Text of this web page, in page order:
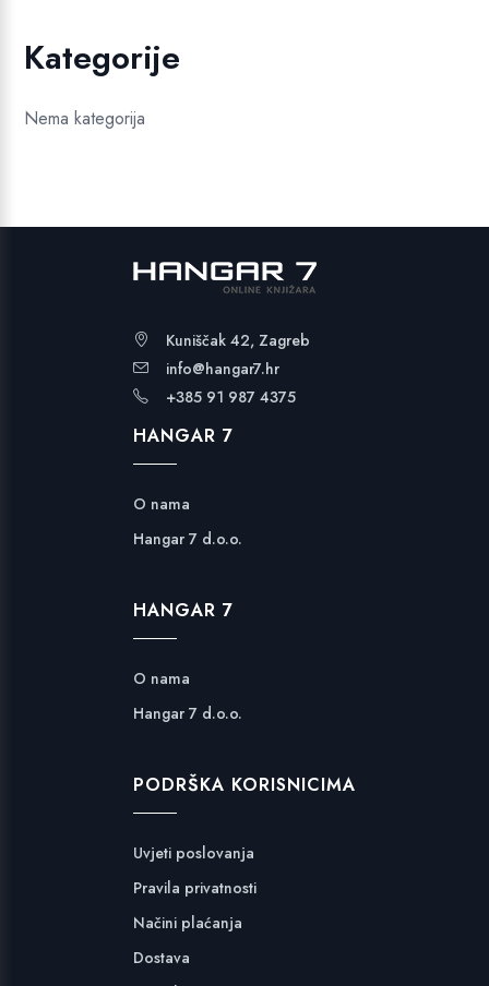
Kategorije
Nema kategorija
Kuniščak 42, Zagreb
info@hangar7.hr
+385 91 987 4375
HANGAR 7
O nama
Hangar 7 d.o.o.
HANGAR 7
O nama
Hangar 7 d.o.o.
PODRŠKA KORISNICIMA
Uvjeti poslovanja
Pravila privatnosti
Načini plaćanja
Dostava